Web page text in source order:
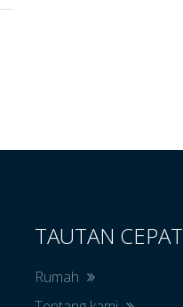
TAUTAN CEPAT
Rumah